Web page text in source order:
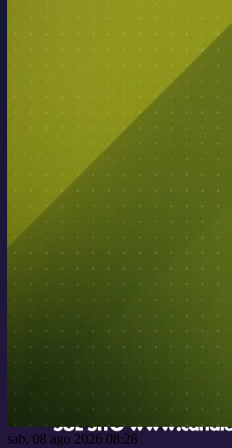
sab, 08 ago 2026 08:28